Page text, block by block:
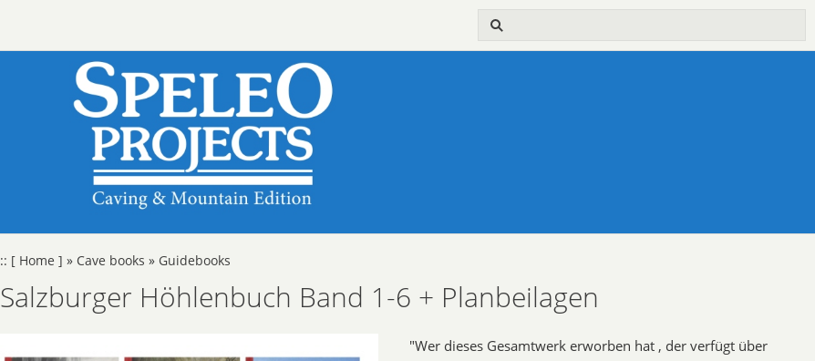
:: [ Home ] » Cave books » Guidebooks
Salzburger Höhlenbuch Band 1-6 + Planbeilagen
"Wer dieses Gesamtwerk erworben hat , der verfügt über